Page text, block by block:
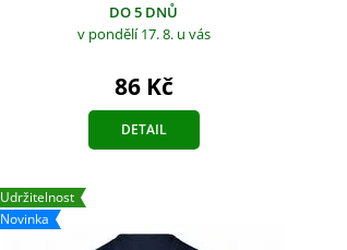
DO 5 DNŮ
v pondělí 17. 8. u vás
86 Kč
DETAIL
Udržitelnost
Novinka